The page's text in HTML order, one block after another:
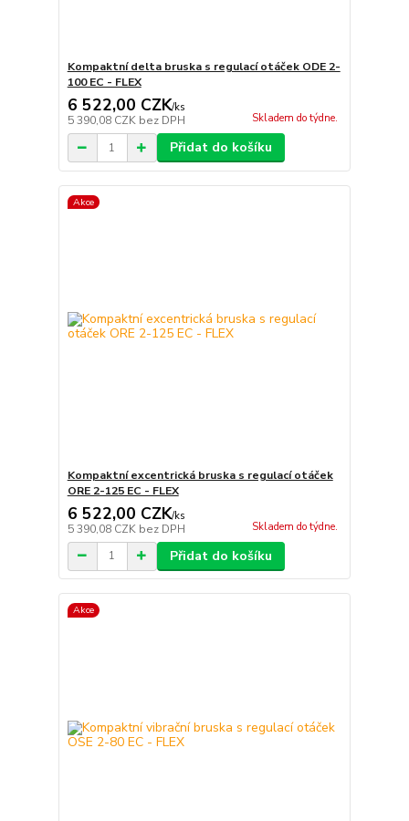
Kompaktní delta bruska s regulací otáček ODE 2-
100 EC - FLEX
6 522,00 CZK/ks
5 390,08 CZK bez DPH Skladem do týdne.
Přidat do košíku
Akce
Kompaktní excentrická bruska s regulací otáček
ORE 2-125 EC - FLEX
6 522,00 CZK/ks
5 390,08 CZK bez DPH Skladem do týdne.
Přidat do košíku
Akce